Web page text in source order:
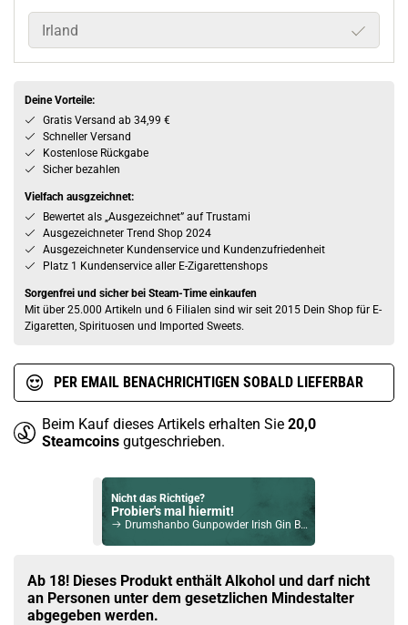
Irland
Deine Vorteile:
Gratis Versand ab 34,99 €
Schneller Versand
Kostenlose Rückgabe
Sicher bezahlen
Vielfach ausgzeichnet:
Bewertet als „Ausgezeichnet” auf Trustami
Ausgezeichneter Trend Shop 2024
Ausgezeichneter Kundenservice und Kundenzufriedenheit
Platz 1 Kundenservice aller E-Zigarettenshops
Sorgenfrei und sicher bei Steam-Time einkaufen
Mit über 25.000 Artikeln und 6 Filialen sind wir seit 2015 Dein Shop für E-
Zigaretten, Spirituosen und Imported Sweets.
PER EMAIL BENACHRICHTIGEN SOBALD LIEFERBAR
Beim Kauf dieses Artikels erhalten Sie 20,0
Steamcoins gutgeschrieben.
Nicht das Richtige?
Probier's mal hiermit!
Drumshanbo Gunpowder Irish Gin Brazilian Pineapple 43% Vol. 700ml
Check das mal!
Latin Gin Secco 42% Vol. 750ml
Ab 18! Dieses Produkt enthält Alkohol und darf nicht
an Personen unter dem gesetzlichen Mindestalter
abgegeben werden.